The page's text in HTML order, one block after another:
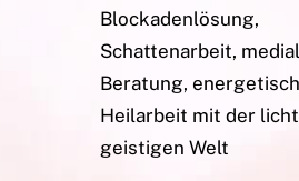
Blockadenlösung,
Schattenarbeit,
Beratung,
Heilarbeit mit der
geistigen Welt